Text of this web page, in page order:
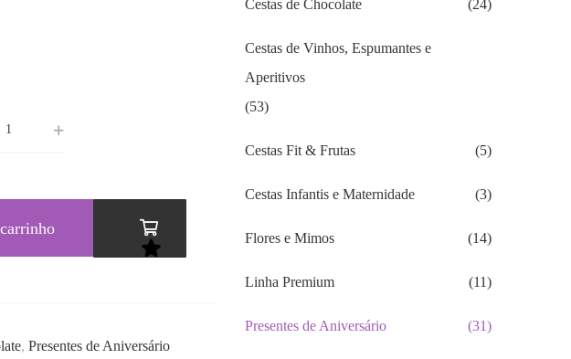
,Presentes de Aniversário
Cestas de Chocolate (24)
Cestas de Vinhos, Espumantes e
Aperitivos
(53)
Cestas Fit & Frutas (5)
Cestas Infantis e Maternidade (3)
Flores e Mimos (14)
Linha Premium (11)
Presentes de Aniversário (31)